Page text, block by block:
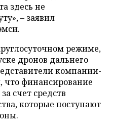
здесь не
– заявил
режиме,
дронов дальнего
компании-
что финансирование
счет средств
которые поступают